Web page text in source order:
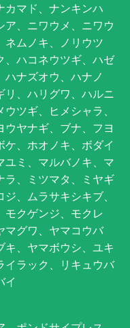
カマド、ナンキンハ
、ニワウメ、ニワウ
ネムノキ、ノリウツ
、ハコネウツギ、ハゼ
ハナズオウ、ハナノ
リ、ハリグワ、ハルニ
ツギ、ヒメシャラ、
ヤナギ、ブナ、フヨ
、ホオノキ、ボダイ
ユミ、マルバノキ、マ
ラ、ミツマタ、ミヤギ
、ムラサキシキブ、
モクゲンジ、モクレ
マグワ、ヤマコウバ
キ、ヤマボウシ、ユキ
イラック、リキュウバ
イ